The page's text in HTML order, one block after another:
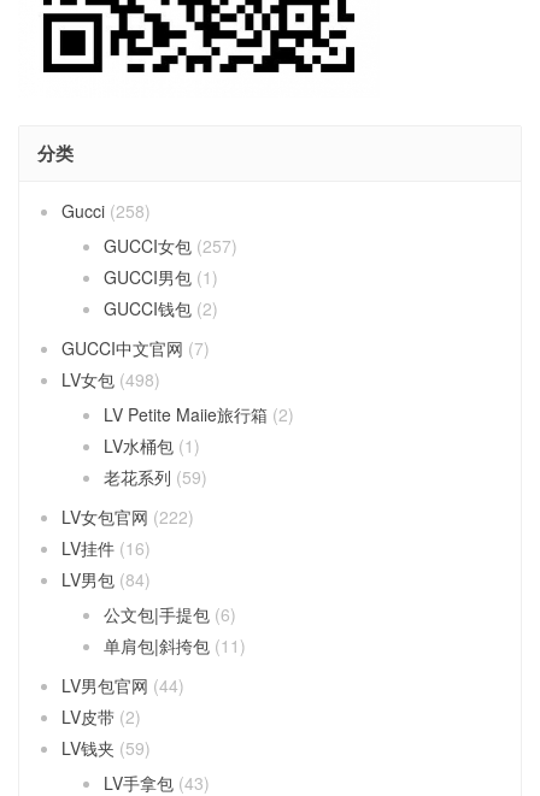
分类
Gucci (258)
GUCCI女包 (257)
GUCCI男包 (1)
GUCCI钱包 (2)
GUCCI中文官网 (7)
LV女包 (498)
LV Petite Maiie旅行箱 (2)
LV水桶包 (1)
老花系列 (59)
LV女包官网 (222)
LV挂件 (16)
LV男包 (84)
公文包|手提包 (6)
单肩包|斜挎包 (11)
LV男包官网 (44)
LV皮带 (2)
LV钱夹 (59)
LV手拿包 (43)